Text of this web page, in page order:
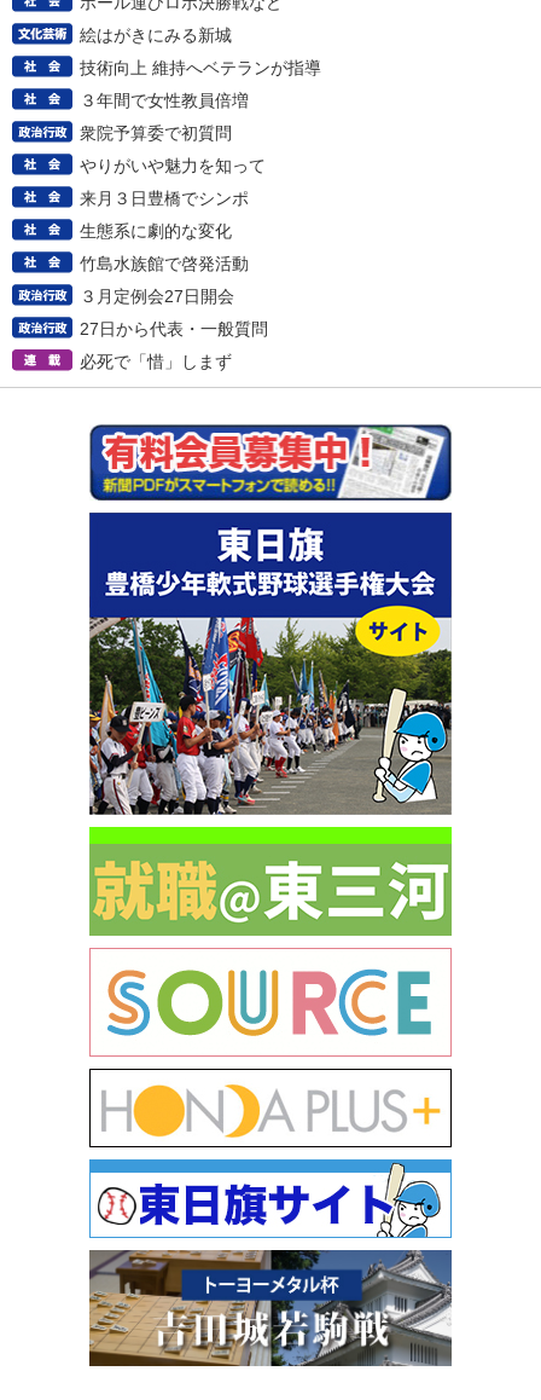
絵はがきにみる新城
技術向上 維持へベテランが指導
３年間で女性教員倍増
衆院予算委で初質問
やりがいや魅力を知って
来月３日豊橋でシンポ
生態系に劇的な変化
竹島水族館で啓発活動
３月定例会27日開会
27日から代表・一般質問
必死で「惜」しまず